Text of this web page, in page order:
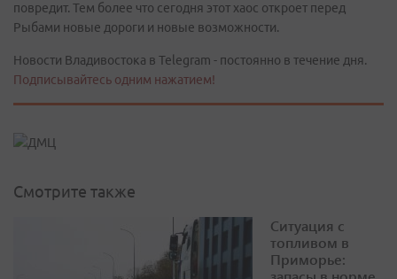
повредит. Тем более что сегодня этот хаос откроет перед
Рыбами новые дороги и новые возможности.
Новости Владивостока в Telegram - постоянно в течение дня.
Подписывайтесь одним нажатием!
Смотрите также
Ситуация с
топливом в
Приморье: